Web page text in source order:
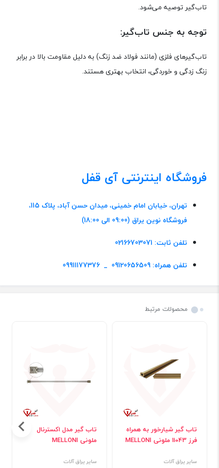
تاب‌گیر توصیه می‌شود.
توجه به جنس تاب‌گیر:
تاب‌گیرهای فلزی (مانند فولاد ضد زنگ) به دلیل مقاومت بالا در برابر
زنگ زدگی و خوردگی، انتخاب بهتری هستند.
فروشگاه اینترنتی آی قفل
تهران، خیابان امام خمینی، میدان حسن آباد، پلاک 115،
فروشگاه نوین یراق (09:00 الی 18:00)
تلفن ثابت: 02166703071
تلفن همراه: 09120656509 _ 09911177376
محصولات مرتبط
تاب گیر شیارخور به همراه
فرز 11043 ملونی MELLONI
سایر یراق آلات
تاب گیر مدل اکسترنال
ملونی MELLONI
سایر یراق آلات